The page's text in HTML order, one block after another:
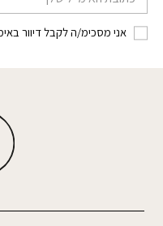
אני מסכימ/ה לקבל דיוור